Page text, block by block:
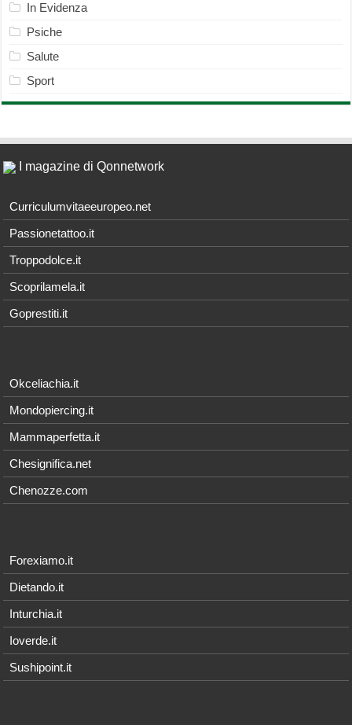
In Evidenza
Psiche
Salute
Sport
I magazine di Qonnetwork
Curriculumvitaeeuropeo.net
Passionetattoo.it
Troppodolce.it
Scoprilamela.it
Goprestiti.it
Okceliachia.it
Mondopiercing.it
Mammaperfetta.it
Chesignifica.net
Chenozze.com
Forexiamo.it
Dietando.it
Inturchia.it
Ioverde.it
Sushipoint.it